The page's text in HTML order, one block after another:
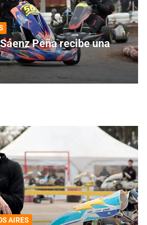
Peña recibe una
AIRES